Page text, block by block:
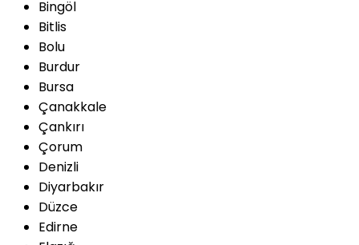
Bingöl
Bitlis
Bolu
Burdur
Bursa
Çanakkale
Çankırı
Çorum
Denizli
Diyarbakır
Düzce
Edirne